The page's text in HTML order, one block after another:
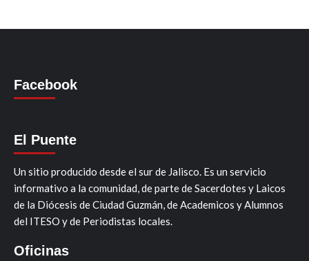
Facebook
El Puente
Un sitio producido desde el sur de Jalisco. Es un servicio
informativo a la comunidad, de parte de Sacerdotes y Laicos
de la Diócesis de Ciudad Guzmán, de Academicos y Alumnos
del ITESO y de Periodistas locales.
Oficinas